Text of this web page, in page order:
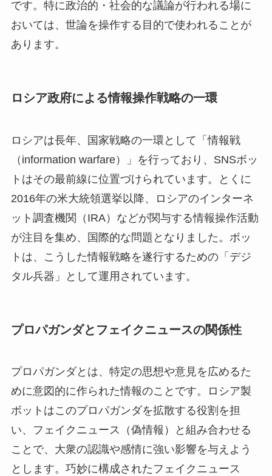
です。特に政治的・社会的な議論が行われる場に
おいては、世論を操作する目的で使われることが
あります。
ロシア政府による情報操作戦略の一環
ロシアは長年、国家戦略の一環として「情報戦
（information warfare）」を行っており、SNSボッ
トはその最前線に位置づけられています。とくに
2016年の米大統領選挙以降、ロシアのインターネ
ット調査機関（IRA）などが関与する情報操作活動
が注目を集め、国際的な問題となりました。ボッ
トは、こうした情報戦略を遂行するための「デジ
タル兵器」として運用されています。
プロパガンダとフェイクニュースの関係性
プロパガンダとは、特定の思想や意見を広めるた
めに意図的に作られた情報のことです。ロシア製
ボットはこのプロパガンダを拡散する役割を担
い、フェイクニュース（偽情報）と組み合わせる
ことで、大衆の認識や感情に強い影響を与えよう
とします。巧妙に構成されたフェイクニュース